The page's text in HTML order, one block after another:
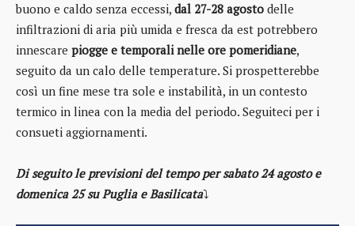
buono e caldo senza eccessi, dal 27-28 agosto delle
infiltrazioni di aria più umida e fresca da est potrebbero
innescare piogge e temporali nelle ore pomeridiane,
seguito da un calo delle temperature. Si prospetterebbe
così un fine mese tra sole e instabilità, in un contesto
termico in linea con la media del periodo. Seguiteci per i
consueti aggiornamenti.
Di seguito le previsioni del tempo per sabato 24 agosto e
domenica 25 su Puglia e Basilicata⤵️